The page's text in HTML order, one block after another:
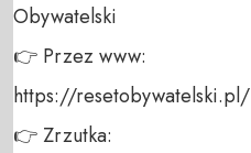
Obywatelski
👉 Przez www:
https://resetobywatelski.pl/
👉 Zrzutka: